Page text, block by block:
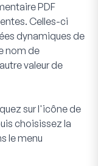
PDF
Celles-ci
dynamiques de
nom de
valeur de
sur l'icône de
choisissez la
le menu